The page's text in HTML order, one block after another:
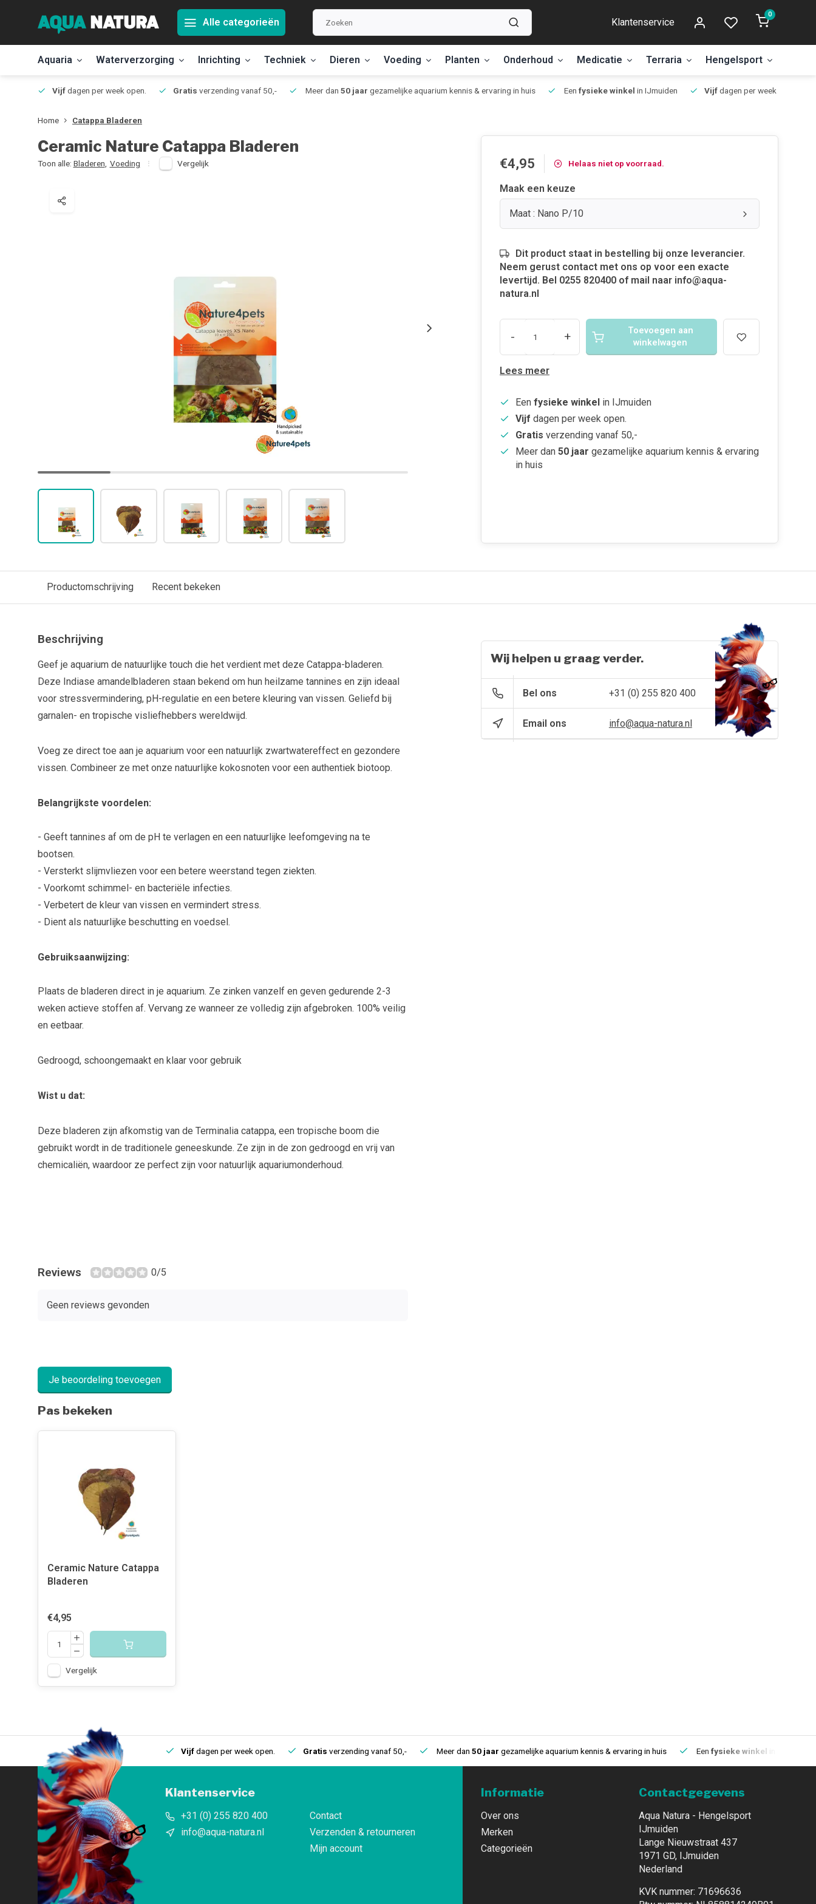
Alle categorieën Klantenservice
0
Aquaria Waterverzorging Inrichting Techniek Dieren Voeding Planten Onderhoud Medicatie Terraria Hengelsport
Vijfdagen per week open. Gratis verzending vanaf 50,- Meer dan 50 jaar gezamelijke aquarium kennis & ervaring in huis Een fysieke winkel in IJmuiden Vijfdagen per week open.
Home Catappa Bladeren
Ceramic Nature Catappa Bladeren
Toon alle: Bladeren Voeding Vergelijk €4,95 Helaas niet op voorraad.
Maak een keuze
Maat : Nano P/10
Dit product staat in bestelling bij onze leverancier.
Neem gerust contact met ons op voor een exacte
levertijd. Bel 0255 820400 of mail naar info@aqua-
natura.nl
- +
Toevoegen aan
winkelwagen
Lees meer
Een fysieke winkel in IJmuiden
Vijf dagen per week open.
Gratis verzending vanaf 50,-
Meer dan 50 jaar gezamelijke aquarium kennis & ervaring
in huis
Productomschrijving Recent bekeken
Beschrijving
Geef je aquarium de natuurlijke touch die het verdient met deze Catappa-bladeren.
Deze Indiase amandelbladeren staan ​​bekend om hun heilzame tannines en zijn ideaal
voor stressvermindering, pH-regulatie en een betere kleuring van vissen. Geliefd bij
garnalen- en tropische visliefhebbers wereldwijd.
Voeg ze direct toe aan je aquarium voor een natuurlijk zwartwatereffect en gezondere
vissen. Combineer ze met onze natuurlijke kokosnoten voor een authentiek biotoop.
Belangrijkste voordelen:
- Geeft tannines af om de pH te verlagen en een natuurlijke leefomgeving na te
bootsen.
- Versterkt slijmvliezen voor een betere weerstand tegen ziekten.
- Voorkomt schimmel- en bacteriële infecties.
- Verbetert de kleur van vissen en vermindert stress.
- Dient als natuurlijke beschutting en voedsel.
Gebruiksaanwijzing:
Plaats de bladeren direct in je aquarium. Ze zinken vanzelf en geven gedurende 2-3
weken actieve stoffen af. Vervang ze wanneer ze volledig zijn afgebroken. 100% veilig
en eetbaar.
Gedroogd, schoongemaakt en klaar voor gebruik
Wist u dat:
Deze bladeren zijn afkomstig van de Terminalia catappa, een tropische boom die
gebruikt wordt in de traditionele geneeskunde. Ze zijn in de zon gedroogd en vrij van
chemicaliën, waardoor ze perfect zijn voor natuurlijk aquariumonderhoud.
Reviews 0/5
Geen reviews gevonden
Je beoordeling toevoegen
Wij helpen u graag verder.
Bel ons +31 (0) 255 820 400
Email ons info@aqua-natura.nl
Pas bekeken
Ceramic Nature Catappa
Bladeren
€4,95
Vergelijk
Eenfysieke winkelin IJmuiden Vijfdagen per week open. Gratis verzending vanaf 50,- Meer dan 50 jaar gezamelijke aquarium kennis & ervaring in huis Een fysieke winkel
Klantenservice
+31 (0) 255 820 400
info@aqua-natura.nl
Contact
Verzenden & retourneren
Mijn account
Informatie
Over ons
Merken
Categorieën
Contactgegevens
Aqua Natura - Hengelsport
IJmuiden
Lange Nieuwstraat 437
1971 GD, IJmuiden
Nederland
KVK nummer: 71696636